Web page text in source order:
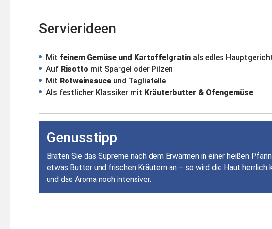
Servierideen
Mit feinem Gemüse und Kartoffelgratin als edles
Auf Risotto mit Spargel oder Pilzen
Mit Rotweinsauce und Tagliatelle
Als festlicher Klassiker mit Kräuterbutter & Ofengemüse
Genusstipp
Braten Sie das Supreme nach dem Erwärmen in einer heißen
etwas Butter und frischen Kräutern an – so wird die Haut herrlich
und das Aroma noch intensiver.